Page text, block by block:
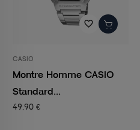
favorite_border
CASIO
Montre Homme CASIO
Standard...
49,90 €